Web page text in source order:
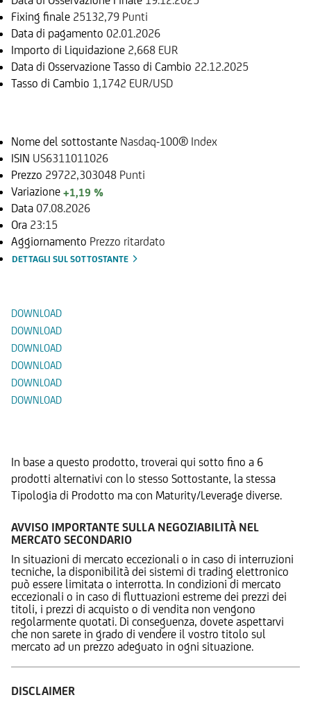
Fixing finale 25132,79 Punti
Data di pagamento 02.01.2026
Importo di Liquidazione 2,668 EUR
Data di Osservazione Tasso di Cambio 22.12.2025
Tasso di Cambio 1,1742 EUR/USD
Nome del sottostante Nasdaq-100® Index
ISIN US6311011026
Prezzo 29722,303048 Punti
Variazione +1,19 %
Data 07.08.2026
Ora 23:15
Aggiornamento Prezzo ritardato
DETTAGLI SUL SOTTOSTANTE
DOWNLOAD
DOWNLOAD
DOWNLOAD
DOWNLOAD
DOWNLOAD
DOWNLOAD
In base a questo prodotto, troverai qui sotto fino a 6
prodotti alternativi con lo stesso Sottostante, la stessa
Tipologia di Prodotto ma con Maturity/Leverage diverse.
AVVISO IMPORTANTE SULLA NEGOZIABILITÀ NEL
MERCATO SECONDARIO
In situazioni di mercato eccezionali o in caso di interruzioni
tecniche, la disponibilità dei sistemi di trading elettronico
può essere limitata o interrotta. In condizioni di mercato
eccezionali o in caso di fluttuazioni estreme dei prezzi dei
titoli, i prezzi di acquisto o di vendita non vengono
regolarmente quotati. Di conseguenza, dovete aspettarvi
che non sarete in grado di vendere il vostro titolo sul
mercato ad un prezzo adeguato in ogni situazione.
DISCLAIMER